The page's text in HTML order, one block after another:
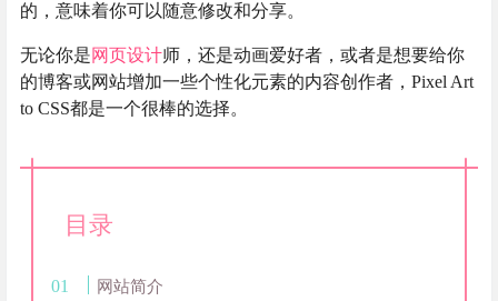
的，意味着你可以随意修改和分享。
无论你是网页设计师，还是动画爱好者，或者是想要给你
的博客或网站增加一些个性化元素的内容创作者，Pixel Art
to CSS都是一个很棒的选择。
目录
网站简介